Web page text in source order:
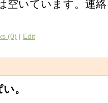
空いています。連
(0) | Edit
。